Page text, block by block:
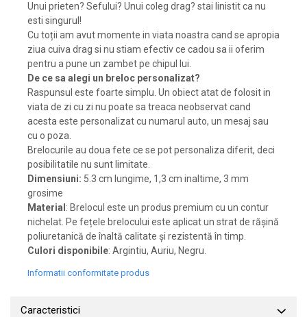
Unui prieten? Sefului? Unui coleg drag? stai linistit ca nu
esti singurul!
Cu toții am avut momente in viata noastra cand se apropia
ziua cuiva drag si nu stiam efectiv ce cadou sa ii oferim
pentru a pune un zambet pe chipul lui.
De ce sa alegi un breloc personalizat?
Raspunsul este foarte simplu. Un obiect atat de folosit in
viata de zi cu zi nu poate sa treaca neobservat cand
acesta este personalizat cu numarul auto, un mesaj sau
cu o poza.
Brelocurile au doua fete ce se pot personaliza diferit, deci
posibilitatile nu sunt limitate.
Dimensiuni: 5.3 cm lungime, 1,3 cm inaltime, 3 mm
grosime
Material : Brelocul este un produs premium cu un contur
nichelat. Pe fețele brelocului este aplicat un strat de rășină
poliuretanică de înaltă calitate și rezistentă în timp.
Culori disponibile: Argintiu, Auriu, Negru.
Informatii conformitate produs
Caracteristici